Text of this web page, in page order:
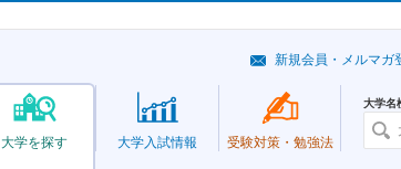
大学を探す 大学入試情報 受験対策・ 勉強法
大学名
新規会員・メルマガ